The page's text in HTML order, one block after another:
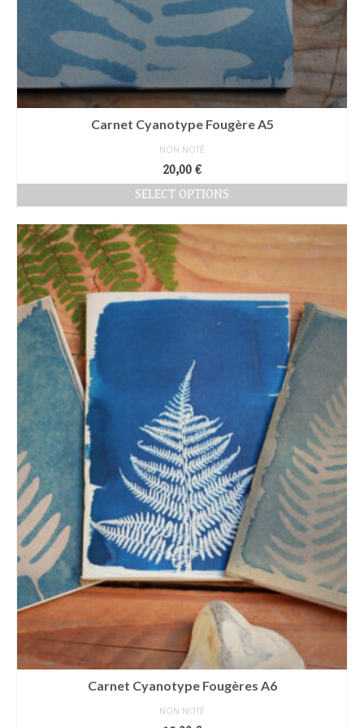
Carnet Cyanotype Fougère A5
NON NOTÉ
20,00 €
SELECT OPTIONS
Carnet Cyanotype Fougères A6
NON NOTÉ